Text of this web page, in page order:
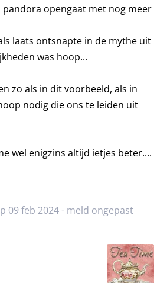
opengaat met nog meer
laats ontsnapte in de mythe uit
was hoop...
zo als in dit voorbeeld, als in
nodig die ons te leiden uit
wel enigzins altijd ietjes beter....
09 feb 2024 - meld ongepast